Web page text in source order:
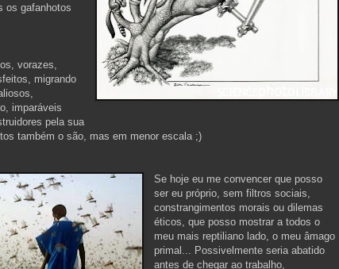
os gafanhotos
vorazes,
migrando
imparáveis
pela sua
também o são, mas em menor escala ;)
Se hoje eu me convencer que posso
ser eu próprio, sem filtros sociais,
constrangimentos morais ou dilemas
éticos, que posso mostrar a todos o
meu mais reptiliano lado, o meu âmago
primal... Possivelmente seria abatido
antes de chegar ao trabalho,